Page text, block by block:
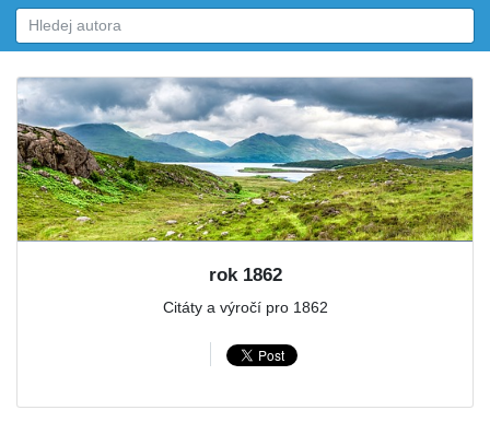
rok 1862
Citáty a výročí pro 1862